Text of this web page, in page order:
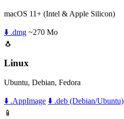
macOS 11+ (Intel & Apple Silicon)
⬇️ .dmg ~270 Mo
🐧
Linux
Ubuntu, Debian, Fedora
⬇️ .AppImage ⬇️ .deb (Debian/Ubuntu)
📱